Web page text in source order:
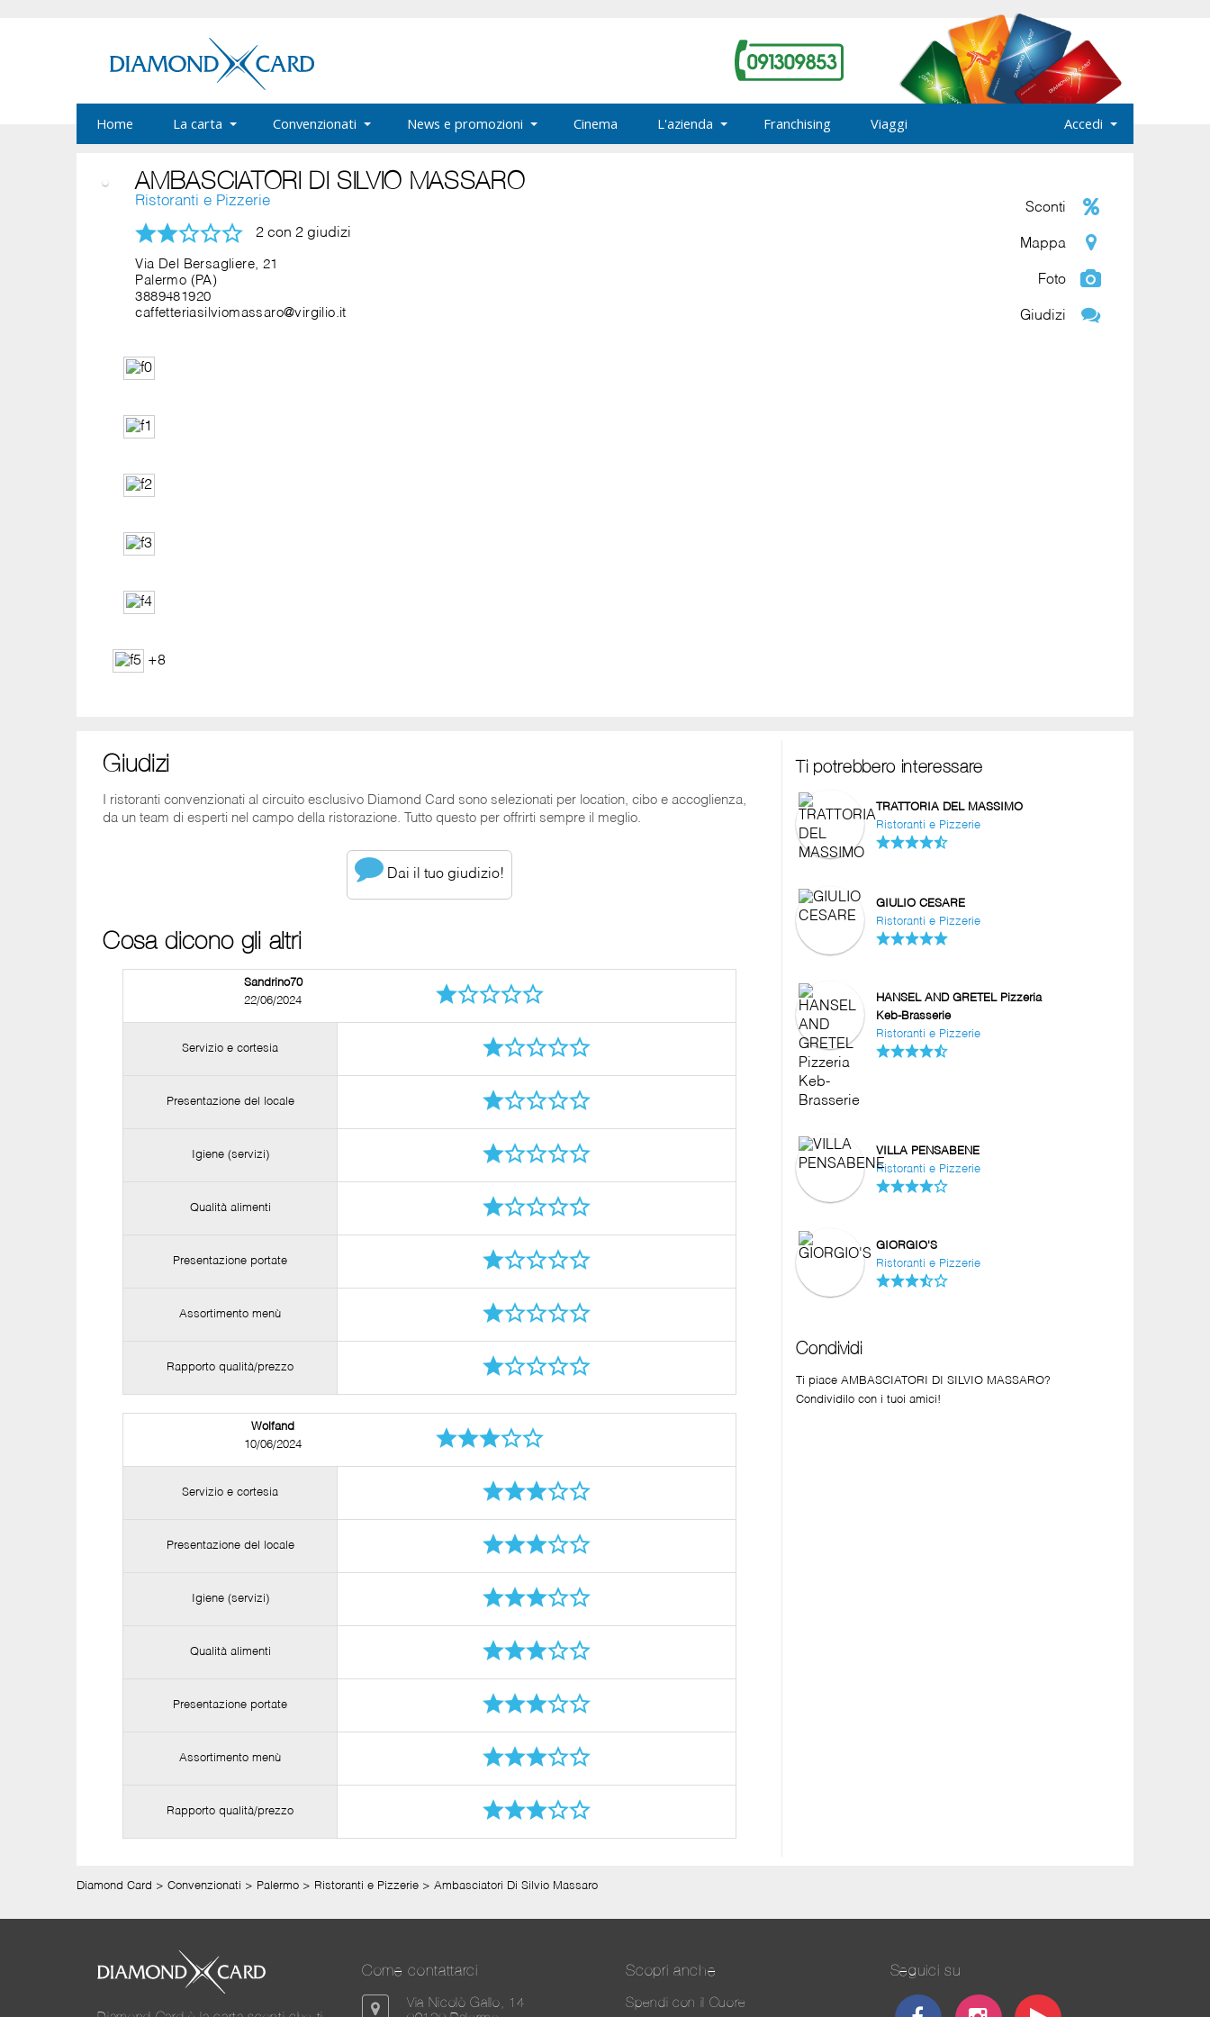
Home La carta Convenzionati News e promozioni Cinema L'azienda Franchising Viaggi Accedi
AMBASCIATORI DI SILVIO MASSARO
Ristoranti e Pizzerie
2 con 2 giudizi
Via Del Bersagliere, 21
Palermo (PA)
3889481920
caffetteriasilviomassaro@virgilio.it
+8
Sconti
Mappa
Foto
Giudizi
Giudizi
I ristoranti convenzionati al circuito esclusivo Diamond Card sono selezionati per location, cibo e accoglienza,
da un team di esperti nel campo della ristorazione. Tutto questo per offrirti sempre il meglio.
Dai il tuo giudizio!
Cosa dicono gli altri
Sandrino70
22/06/2024
Servizio e cortesia
Presentazione del locale
Igiene (servizi)
Qualità alimenti
Presentazione portate
Assortimento menù
Rapporto qualità/prezzo
Wolfand
10/06/2024
Servizio e cortesia
Presentazione del locale
Igiene (servizi)
Qualità alimenti
Presentazione portate
Assortimento menù
Rapporto qualità/prezzo
Ti potrebbero interessare
TRATTORIA DEL MASSIMO
Ristoranti e Pizzerie
GIULIO CESARE
Ristoranti e Pizzerie
HANSEL AND GRETEL Pizzeria
Keb-Brasserie
Ristoranti e Pizzerie
VILLA PENSABENE
Ristoranti e Pizzerie
GIORGIO'S
Ristoranti e Pizzerie
Condividi
Ti piace AMBASCIATORI DI SILVIO MASSARO?
Condividilo con i tuoi amici!
Diamond Card > Convenzionati > Palermo > Ristoranti e Pizzerie > Ambasciatori Di Silvio Massaro
Come contattarci
Via Nicolò Gallo, 14
Scopri anche
Spendi con il Cuore
Seguici su